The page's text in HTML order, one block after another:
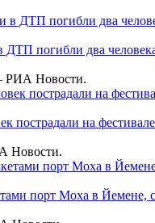
ДТП погибли два
Новости.
пострадали на
порт Моха в Йемене,